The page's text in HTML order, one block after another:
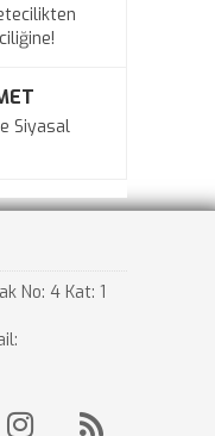
Siyasal
No: 4 Kat: 1